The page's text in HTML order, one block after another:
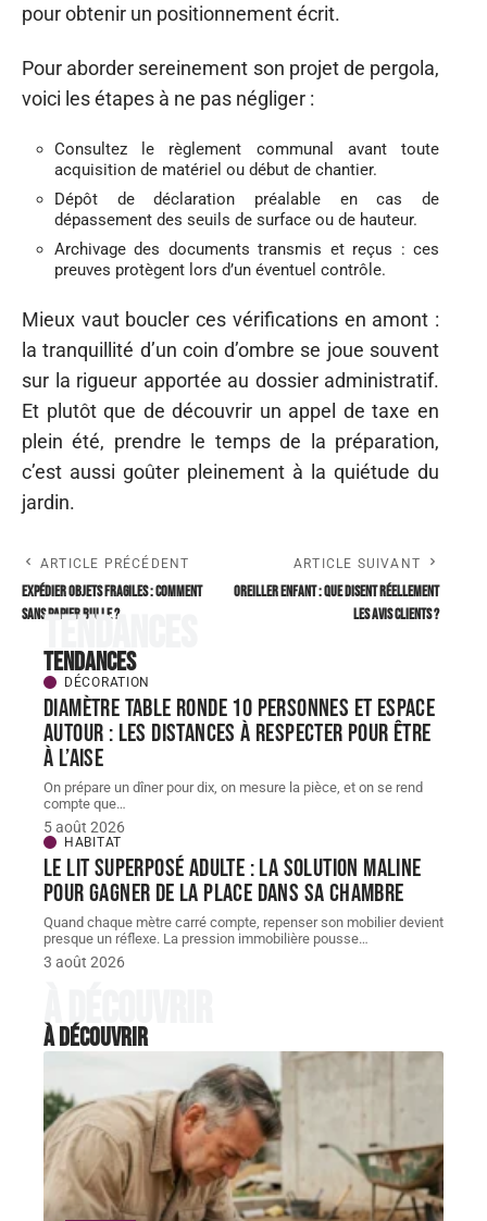
pour obtenir un positionnement écrit.
Pour aborder sereinement son projet de pergola,
voici les étapes à ne pas négliger :
Consultez le règlement communal avant toute
acquisition de matériel ou début de chantier.
Dépôt de déclaration préalable en cas de
dépassement des seuils de surface ou de hauteur.
Archivage des documents transmis et reçus : ces
preuves protègent lors d’un éventuel contrôle.
Mieux vaut boucler ces vérifications en amont :
la tranquillité d’un coin d’ombre se joue souvent
sur la rigueur apportée au dossier administratif.
Et plutôt que de découvrir un appel de taxe en
plein été, prendre le temps de la préparation,
c’est aussi goûter pleinement à la quiétude du
jardin.
ARTICLE PRÉCÉDENT
Expédier objets fragiles : comment
sans papier bulle ?
ARTICLE SUIVANT
Oreiller enfant : que disent réellement
les avis clients ?
Tendances
Tendances
DÉCORATION
Diamètre table ronde 10 personnes et espace
autour : les distances à respecter pour être
à l’aise
On prépare un dîner pour dix, on mesure la pièce, et on se rend
compte que…
5 août 2026
HABITAT
Le lit superposé adulte : la solution maline
pour gagner de la place dans sa chambre
Quand chaque mètre carré compte, repenser son mobilier devient
presque un réflexe. La pression immobilière pousse…
3 août 2026
À découvrir
À découvrir